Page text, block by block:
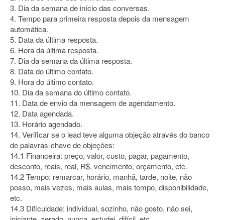
3. Dia da semana de início das conversas.
4. Tempo para primeira resposta depois da mensagem
automática.
5. Data da última resposta.
6. Hora da última resposta.
7. Dia da semana da última resposta.
8. Data do último contato.
9. Hora do último contato.
10. Dia da semana do último contato.
11. Data de envio da mensagem de agendamento.
12. Data agendada.
13. Horário agendado.
14. Verificar se o lead teve alguma objeção através do banco
de palavras-chave de objeções:
14.1 Financeira: preço, valor, custo, pagar, pagamento,
desconto, reais, real, R$, vencimento, orçamento, etc.
14.2 Tempo: remarcar, horário, manhã, tarde, noite, não
posso, mais vezes, mais aulas, mais tempo, disponibilidade,
etc.
14.3 Dificuldade: individual, sozinho, não gosto, não sei,